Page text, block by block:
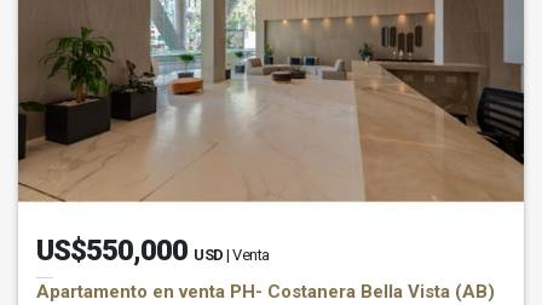
US$550,000 USD | Venta
Apartamento en venta PH- Costanera Bella Vista (AB)